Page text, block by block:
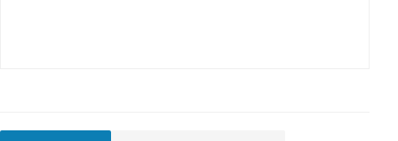
Abschied bei Rapid und Alabas Vertragspoker